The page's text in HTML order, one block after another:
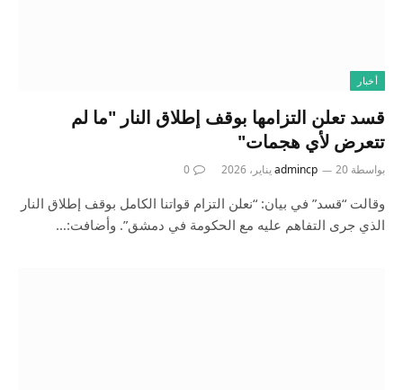
أخبار
قسد تعلن التزامها بوقف إطلاق النار "ما لم
تتعرض لأي هجمات"
بواسطة admincp 20 يناير، 2026 0
وقالت “قسد” في بيان: “نعلن التزام قواتنا الكامل بوقف إطلاق النار
الذي جرى التفاهم عليه مع الحكومة في دمشق”. وأضافت:…